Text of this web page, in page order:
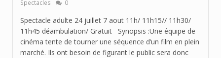
Spectacles
0
Spectacle adulte 24 juillet 7 aout 11h/ 11h15// 11h30/
11h45 déambulation/ Gratuit Synopsis :Une équipe de
cinéma tente de tourner une séquence d’un film en plein
marché. Ils ont besoin de figurant le public sera donc